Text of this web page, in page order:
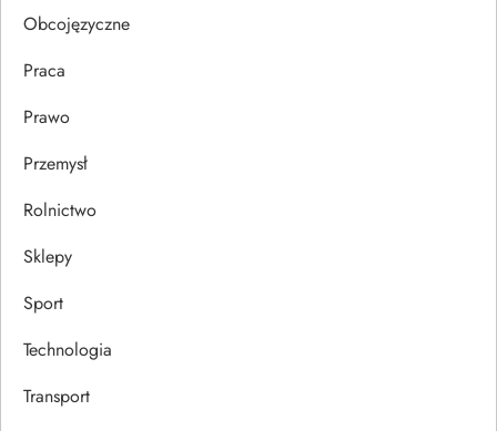
u
Obcojęzyczne
Praca
Prawo
Przemysł
Rolnictwo
Sklepy
Sport
Technologia
Transport